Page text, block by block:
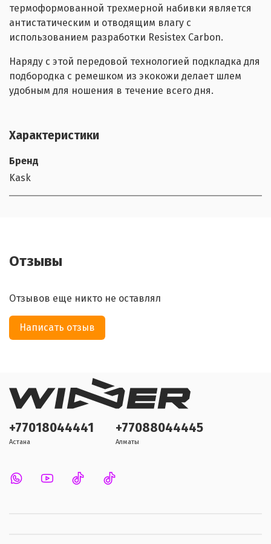
термоформованной трехмерной набивки является
антистатическим и отводящим влагу с
использованием разработки Resistex Carbon.
Наряду с этой передовой технологией подкладка для
подбородка с ремешком из экокожи делает шлем
удобным для ношения в течение всего дня.
Характеристики
Бренд
Kask
Отзывы
Отзывов еще никто не оставлял
Написать отзыв
+77018044441
Астана
+77088044445
Алматы